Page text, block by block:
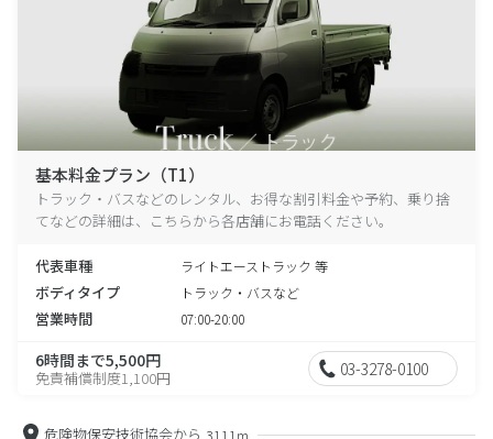
基本料金プラン（T1）
トラック・バスなどのレンタル、お得な割引料金や予約、乗り捨
てなどの詳細は、こちらから各店舗にお電話ください。
代表車種 ライトエーストラック 等
ボディタイプ トラック・バスなど
営業時間 07:00-20:00
6時間まで5,500円
免責補償制度1,100円 03-3278-0100
危険物保安技術協会から 3111m